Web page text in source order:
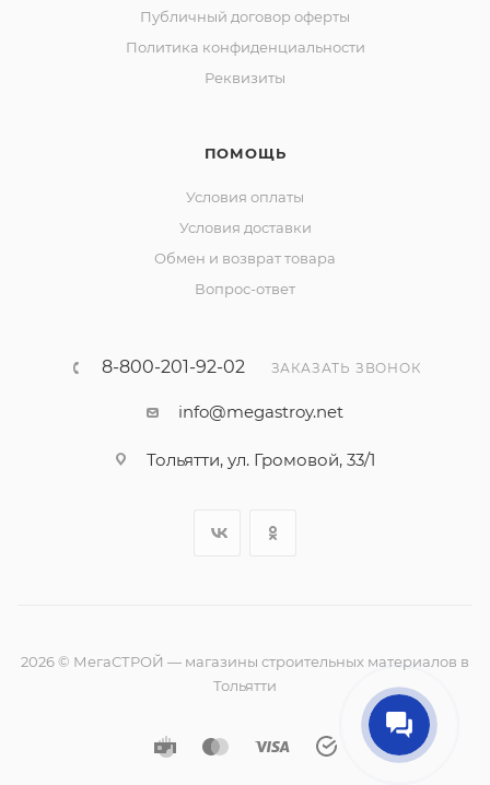
Публичный договор оферты
Политика конфиденциальности
Реквизиты
ПОМОЩЬ
Условия оплаты
Условия доставки
Обмен и возврат товара
Вопрос-ответ
8-800-201-92-02 ЗАКАЗАТЬ ЗВОНОК
info@megastroy.net
Тольятти, ул. Громовой, 33/1
2026 © МегаСТРОЙ — магазины строительных материалов в
Тольятти